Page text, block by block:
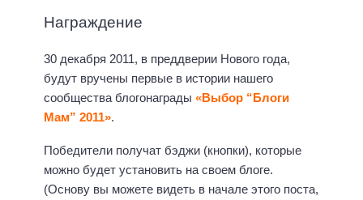
Награждение
30 декабря 2011, в преддверии Нового года,
будут вручены первые в истории нашего
сообщества блогонаграды «Выбор “Блоги
Мам” 2011».
Победители получат бэджи (кнопки), которые
можно будет установить на своем блоге.
(Основу вы можете видеть в начале этого поста,